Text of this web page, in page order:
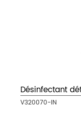
Désinfectant
V320070-IN